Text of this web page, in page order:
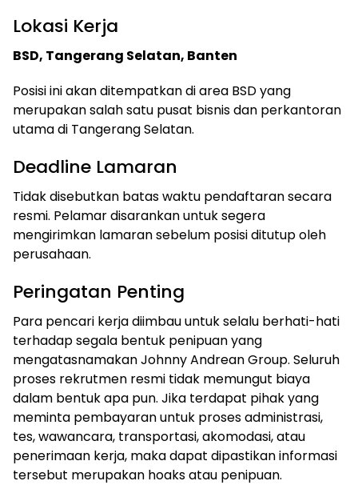
Lokasi Kerja
BSD, Tangerang Selatan, Banten
Posisi ini akan ditempatkan di area BSD yang
merupakan salah satu pusat bisnis dan perkantoran
utama di Tangerang Selatan.
Deadline Lamaran
Tidak disebutkan batas waktu pendaftaran secara
resmi. Pelamar disarankan untuk segera
mengirimkan lamaran sebelum posisi ditutup oleh
perusahaan.
Peringatan Penting
Para pencari kerja diimbau untuk selalu berhati-hati
terhadap segala bentuk penipuan yang
mengatasnamakan Johnny Andrean Group. Seluruh
proses rekrutmen resmi tidak memungut biaya
dalam bentuk apa pun. Jika terdapat pihak yang
meminta pembayaran untuk proses administrasi,
tes, wawancara, transportasi, akomodasi, atau
penerimaan kerja, maka dapat dipastikan informasi
tersebut merupakan hoaks atau penipuan.